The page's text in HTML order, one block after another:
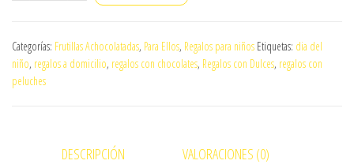
(guitarra)
cantidad
Categorías: Frutillas Achocolatadas, Para Ellos, Regalos para niños Etiquetas: dia del
niño, regalos a domicilio, regalos con chocolates, Regalos con Dulces, regalos con
peluches
DESCRIPCIÓN VALORACIONES (0)